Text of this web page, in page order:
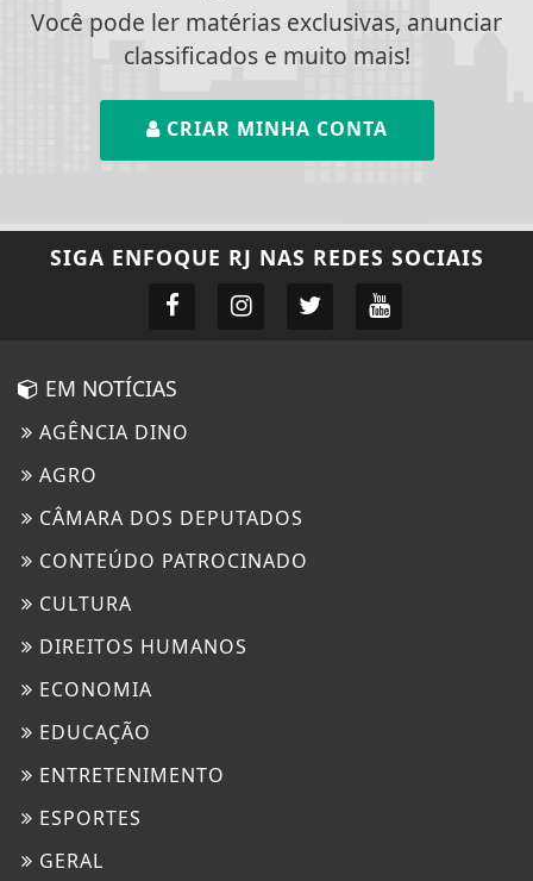
Você pode ler matérias exclusivas, anunciar
classificados e muito mais!
CRIAR MINHA CONTA
SIGA ENFOQUE RJ NAS REDES SOCIAIS
EM NOTÍCIAS
AGÊNCIA DINO
AGRO
CÂMARA DOS DEPUTADOS
CONTEÚDO PATROCINADO
CULTURA
DIREITOS HUMANOS
ECONOMIA
EDUCAÇÃO
ENTRETENIMENTO
ESPORTES
GERAL